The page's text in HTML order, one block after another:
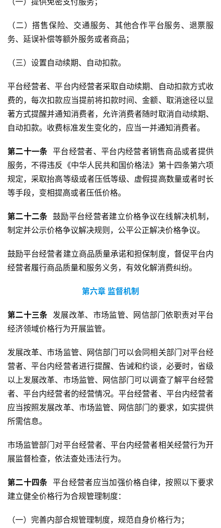
（二）搭售保险、交通服务、其他合作平台服务、退票服
务、延误补偿等额外服务或者商品；
（三）设置自动续期、自动扣款。
平台经营者、平台内经营者采取自动续期、自动扣款方式收
费的，每次扣款应当提前将扣款时间、金额、取消途径以显
著方式提醒并通知消费者，允许消费者随时取消自动续期、
自动扣款。收费标准发生变化的，应当一并通知消费者。
第二十一条 平台经营者、平台内经营者销售商品或者提供
服务，不得违反《中华人民共和国价格法》第十四条第六项
规定，采取抬高等级或者压低等级、虚假提高数量或者时长
等手段，变相提高或者压低价格。
第二十二条 鼓励平台经营者建立价格争议在线解决机制，
制定并公示价格争议解决规则，公平公正解决价格争议。
鼓励平台经营者建立商品质量承诺和担保制度，督促平台内
经营者履行商品质量和服务义务，有效化解消费纠纷。
第六章 监督机制
第二十三条 发展改革、市场监管、网信部门依职责对平台
经济领域价格行为开展监管。
发展改革、市场监管、网信部门可以会同相关部门对平台经
营者、平台内经营者进行提醒、告诫和约谈，必要时，省级
以上发展改革、市场监管、网信部门可以调查了解平台经营
者、平台内经营者的经营情况。平台经营者、平台内经营者
应当按照发展改革、市场监管、网信部门的要求，如实提供
所需信息。
市场监管部门对平台经营者、平台内经营者相关经营行为开
展监督检查，依法查处违法行为。
第二十四条 平台经营者应当加强价格自律，按照以下要求
建立健全价格行为合规管理制度：
（一）完善内部合规管理制度，规范自身价格行为；